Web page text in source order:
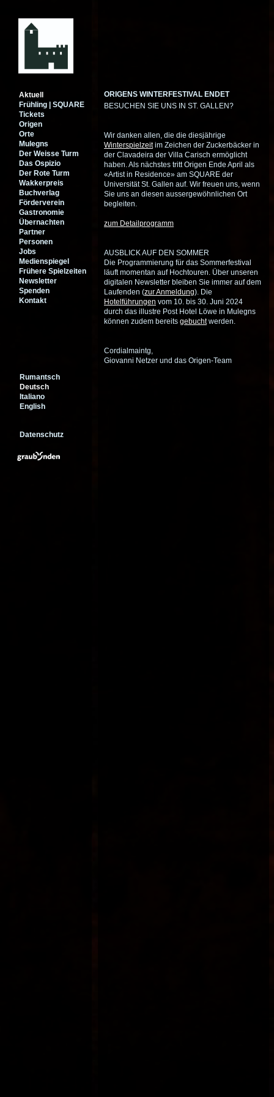
Aktuell
Frühling | SQUARE
Tickets
Origen
Orte
Mulegns
Der Weisse Turm
Das Ospizio
Der Rote Turm
Wakkerpreis
Buchverlag
Förderverein
Gastronomie
Übernachten
Partner
Personen
Jobs
Medienspiegel
Frühere Spielzeiten
Newsletter
Spenden
Kontakt
Rumantsch
Deutsch
Italiano
English
Datenschutz
ORIGENS WINTERFESTIVAL ENDET
BESUCHEN SIE UNS IN ST. GALLEN?
Wir danken allen, die die diesjährige
Winterspielzeitim Zeichen der Zuckerbäcker in
der Clavadeira der Villa Carisch ermöglicht
haben. Als nächstes tritt Origen Ende April als
«Artist in Residence» am SQUARE der
Universität St. Gallen auf. Wir freuen uns, wenn
Sie uns an diesen aussergewöhnlichen Ort
begleiten.
zum Detailprogramm
AUSBLICK AUF DEN SOMMER
Die Programmierung für das Sommerfestival
läuft momentan auf Hochtouren. Über unseren
digitalen Newsletter bleiben Sie immer auf dem
Laufenden (zur Anmeldung). Die
Hotelführungen vom 10. bis 30. Juni 2024
durch das illustre Post Hotel Löwe in Mulegns
können zudem bereits gebuchtwerden.
Cordialmaintg,
Giovanni Netzer und das Origen-Team